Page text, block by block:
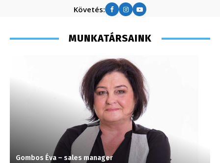
Követés:
MUNKATÁRSAINK
Gombos Éva – sales manager